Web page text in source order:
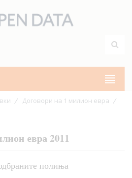
Договори на 1 милион евра
евра 2011
полиња